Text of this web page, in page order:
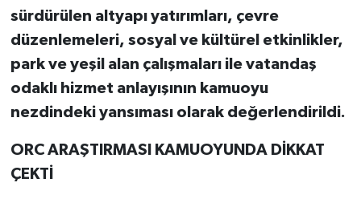
sürdürülen altyapı yatırımları, çevre
düzenlemeleri, sosyal ve kültürel etkinlikler,
park ve yeşil alan çalışmaları ile vatandaş
odaklı hizmet anlayışının kamuoyu
nezdindeki yansıması olarak değerlendirildi.
ORC ARAŞTIRMASI KAMUOYUNDA DİKKAT
ÇEKTİ